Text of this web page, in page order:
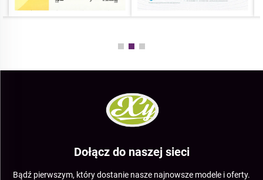
Dołącz do naszej sieci
Bądź pierwszym, który dostanie nasze najnowsze modele i oferty.